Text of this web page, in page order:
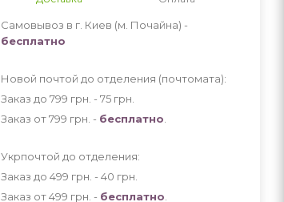
Самовывоз в г. Киев (м. Почайна) -
бесплатно
Новой почтой до отделения (почтомата):
Заказ до 799 грн. - 75 грн
Заказ от 799 грн. - бесплатно
Укрпочтой до отделения:
Заказ до 499 грн. - 40 грн
Заказ от 499 грн. - бесплатно